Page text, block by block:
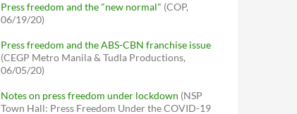
Press freedom and the "new normal" (COP,
06/19/20)
Press freedom and the ABS-CBN franchise issue
(CEGP Metro Manila & Tudla Productions,
06/05/20)
Notes on press freedom under lockdown (NSP
Town Hall: Press Freedom Under the COVID-19